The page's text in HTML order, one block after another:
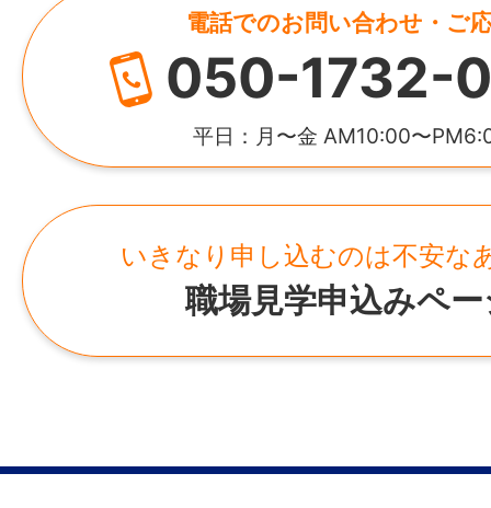
● 1日2時間だけの勤務でプライベート充実
● 土日祝＋火木休みで生活リズムが整いや
● 未経験・無資格OK（家事の延長ででき
● 自転車・バイク通勤OK（車通勤も可／
担）
【応募方法】
「履歴書不要」でOKです。
でゆっくり教えますので、安心して飛び込
仕事内容変更の可能性：なし
2,000万円
福岡県福岡市中央区天神2-3-36 404号
・福岡営業所
福岡県福岡市中央区天神2-3-36 404号
電話でのお問い合わせ・ご
050-1732-
平日：月〜金 AM10:00〜
いきなり申し込むのは不安な
職場見学申込みペ